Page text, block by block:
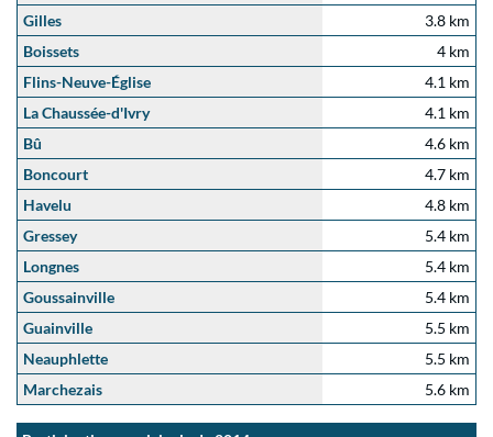
Gilles
3.8 km
Boissets
4 km
Flins-Neuve-Église
4.1 km
La Chaussée-d'Ivry
4.1 km
Bû
4.6 km
Boncourt
4.7 km
Havelu
4.8 km
Gressey
5.4 km
Longnes
5.4 km
Goussainville
5.4 km
Guainville
5.5 km
Neauphlette
5.5 km
Marchezais
5.6 km